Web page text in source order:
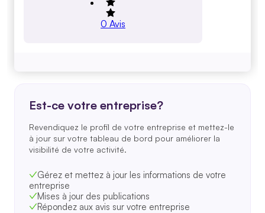
0 Avis
Est-ce votre entreprise?
Revendiquez le profil de votre entreprise et mettez-le
à jour sur votre tableau de bord pour améliorer la
visibilité de votre activité.
Gérez et mettez à jour les informations de votre
entreprise
Mises à jour des publications
Répondez aux avis sur votre entreprise